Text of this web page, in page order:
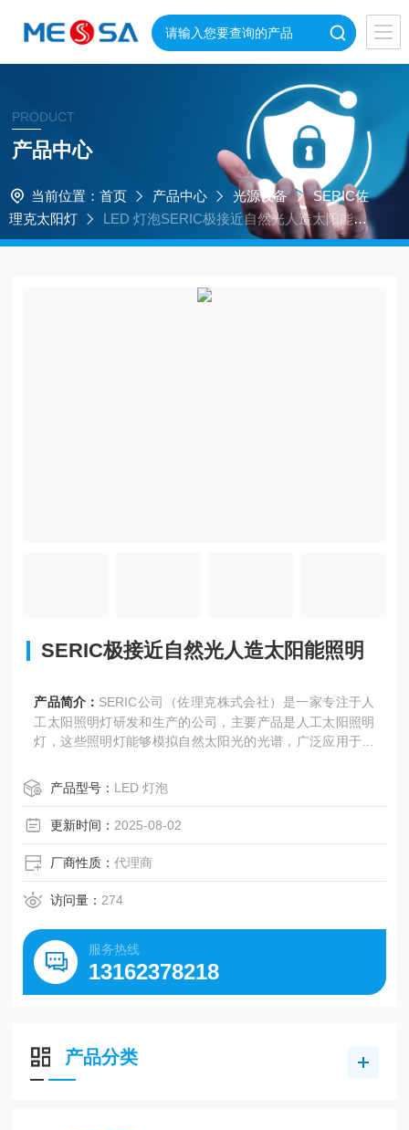
PRODUCT
产品中心
当前位置： 首页 产品中心 光源设备
SERIC佐
理克太阳灯
LED 灯泡SERIC极接近自然光人造太阳能照
明
SERIC极接近自然光人造太阳能照明
产品简介： SERIC公司（佐理克株式会社）是一家专注于人
工太阳照明灯研发和生产的公司，主要产品是人工太阳照明
灯，这些照明灯能够模拟自然太阳光的光谱，广泛应用于各
产品型号： LED 灯泡
更新时间： 2025-08-02
厂商性质：代理商
访问量： 274
服务热线
13162378218
产品分类